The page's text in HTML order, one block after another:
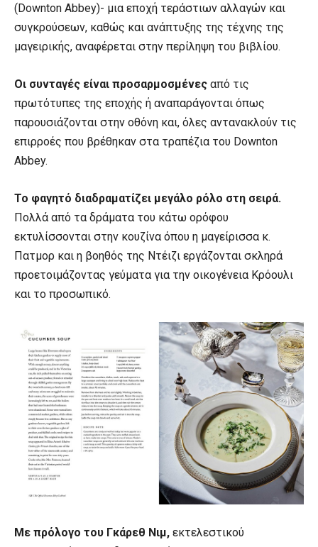
(Downton Abbey)- μια εποχή τεράστιων αλλαγών και
συγκρούσεων, καθώς και ανάπτυξης της τέχνης της
μαγειρικής, αναφέρεται στην περίληψη του βιβλίου.
Οι συνταγές είναι προσαρμοσμένες από τις
πρωτότυπες της εποχής ή αναπαράγονται όπως
παρουσιάζονται στην οθόνη και, όλες αντανακλούν τις
επιρροές που βρέθηκαν στα τραπέζια του Downton
Abbey.
Το φαγητό διαδραματίζει μεγάλο ρόλο στη σειρά.
Πολλά από τα δράματα του κάτω ορόφου
εκτυλίσσονται στην κουζίνα όπου η μαγείρισσα κ.
Πατμορ και η βοηθός της Ντέιζι εργάζονται σκληρά
προετοιμάζοντας γεύματα για την οικογένεια Κρόουλι
και το προσωπικό.
Με πρόλογο του Γκάρεθ Νιμ, εκτελεστικού